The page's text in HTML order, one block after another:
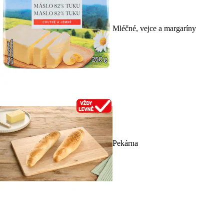
Mléčné, vejce a margaríny
Pekárna